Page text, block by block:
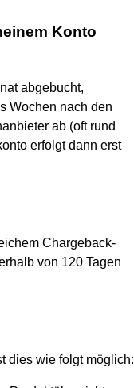
Konto
abgebucht,
Wochen nach den
ab (oft rund
erfolgt dann erst
Chargeback-
von 120 Tagen
dies wie folgt möglich: